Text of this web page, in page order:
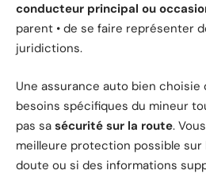
conducteur principal ou
parent • de se faire représenter
juridictions.
Une assurance auto bien choisie
besoins spécifiques du mineur
pas sa sécurité sur la route.
meilleure protection possible sur
doute ou si des informations